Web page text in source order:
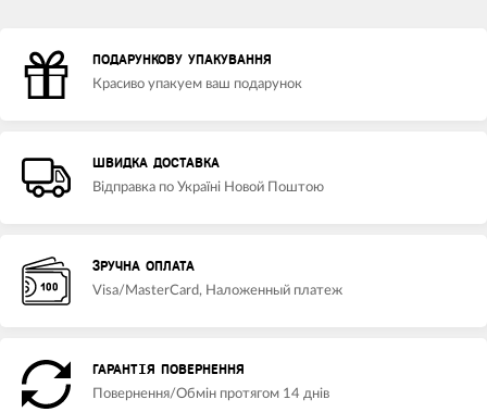
ПОДАРУНКОВУ УПАКУВАННЯ
Красиво упакуем ваш подарунок
ШВИДКА ДОСТАВКА
Відправка по Україні Новой Поштою
ЗРУЧНА ОПЛАТА
Visa/MasterCard, Наложенный платеж
ГАРАНТІЯ ПОВЕРНЕННЯ
Повернення/Обмін протягом 14 днів